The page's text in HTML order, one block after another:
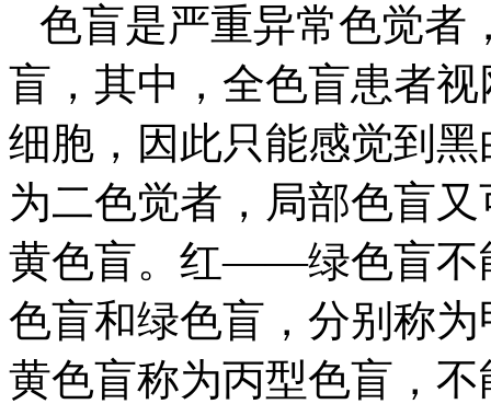
色盲是严重异常色觉者
盲，其中，全色盲患者
细胞，因此只能感觉到
为二色觉者，局部色
黄色盲。红——绿色盲不
色盲和绿色盲，分别称
黄色盲称为丙型色盲，